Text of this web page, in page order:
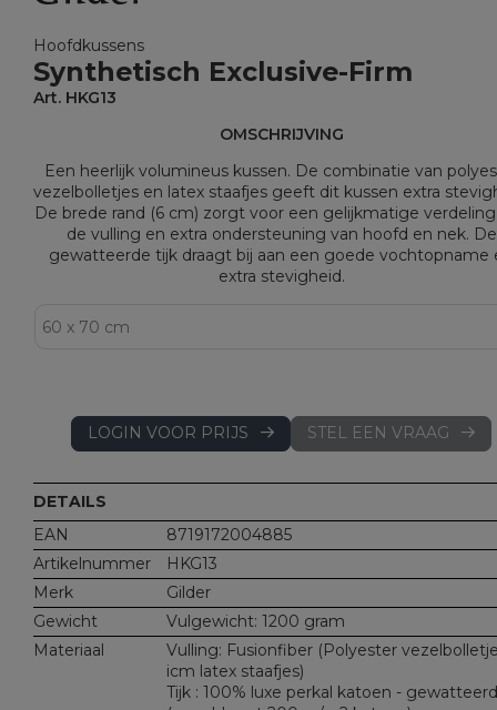
Hoofdkussens
Synthetisch Exclusive-Firm
Art. HKG13
OMSCHRIJVING
Een heerlijk volumineus kussen. De combinatie van
vezelbolletjes en latex staafjes geeft dit kussen extra
De brede rand (6 cm) zorgt voor een gelijkmatige
de vulling en extra ondersteuning van hoofd en nek. De
gewatteerde tijk draagt bij aan een goede vochtopname
extra stevigheid.
LOGIN VOOR PRIJS STEL EEN VRAAG
DETAILS
EAN
8719172004885
Artikelnummer
HKG13
Merk
Gilder
Gewicht
Vulgewicht: 1200 gram
Materiaal
Vulling: Fusionfiber (Polyester
icm latex staafjes)
Tijk : 100% luxe perkal katoen - gewatteerd